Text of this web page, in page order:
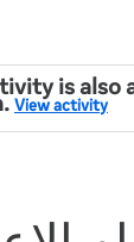
is also
View activity